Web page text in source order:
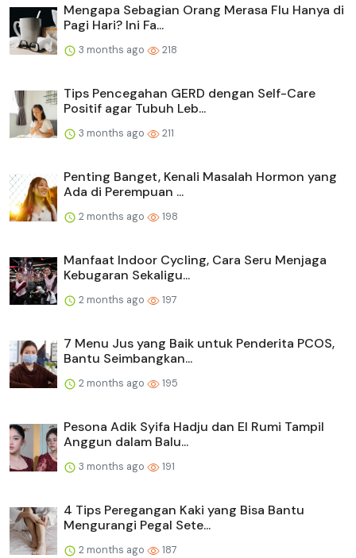
Mengapa Sebagian Orang Merasa Flu Hanya di
Pagi Hari? Ini Fa...
3 months ago 218
Tips Pencegahan GERD dengan Self-Care
Positif agar Tubuh Leb...
3 months ago 211
Penting Banget, Kenali Masalah Hormon yang
Ada di Perempuan ...
2 months ago 198
Manfaat Indoor Cycling, Cara Seru Menjaga
Kebugaran Sekaligu...
2 months ago 197
7 Menu Jus yang Baik untuk Penderita PCOS,
Bantu Seimbangkan...
2 months ago 195
Pesona Adik Syifa Hadju dan El Rumi Tampil
Anggun dalam Balu...
3 months ago 191
4 Tips Peregangan Kaki yang Bisa Bantu
Mengurangi Pegal Sete...
2 months ago 187